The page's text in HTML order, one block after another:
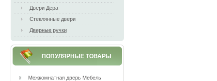
Двери Дера
Стеклянные двери
Дверные ручки
ПОПУЛЯРНЫЕ ТОВАРЫ
Meжкoмнaтнaя двepь Meбeль